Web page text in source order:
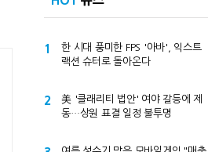
1
한 시대 풍미한 FPS '아바', 익스트
랙션 슈터로 돌아온다
2
美 '클래리티 법안' 여야 갈등에 제
동…상원 표결 일정 불투명